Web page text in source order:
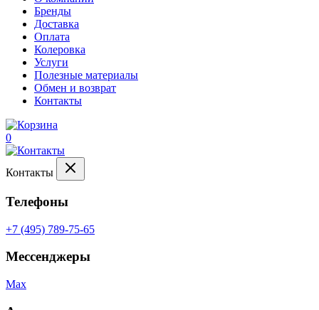
Бренды
Доставка
Оплата
Колеровка
Услуги
Полезные материалы
Обмен и возврат
Контакты
0
Контакты
Телефоны
+7 (495) 789-75-65
Мессенджеры
Max